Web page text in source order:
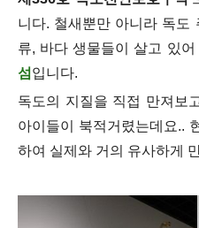
니다. 철새뿐만 아니라 독도
류, 바다 생물들이 살고 있어
섬 입니다.
독도의 지질을 직접 만져보
아이들이 북적거렸는데요..
하여 실제와 거의 유사하게